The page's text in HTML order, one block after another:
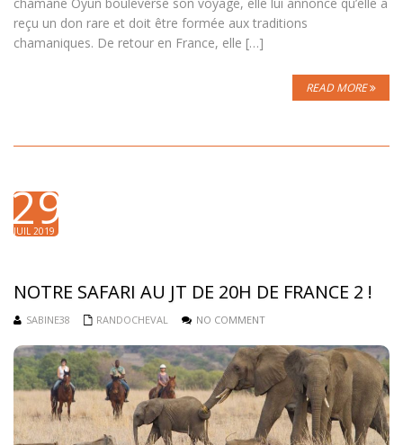
reçu un don rare et doit être formée aux traditions
chamaniques. De retour en France, elle […]
READ MORE
29
JUIL 2019
NOTRE SAFARI AU JT DE 20H DE FRANCE 2 !
SABINE38 RANDOCHEVAL NO COMMENT